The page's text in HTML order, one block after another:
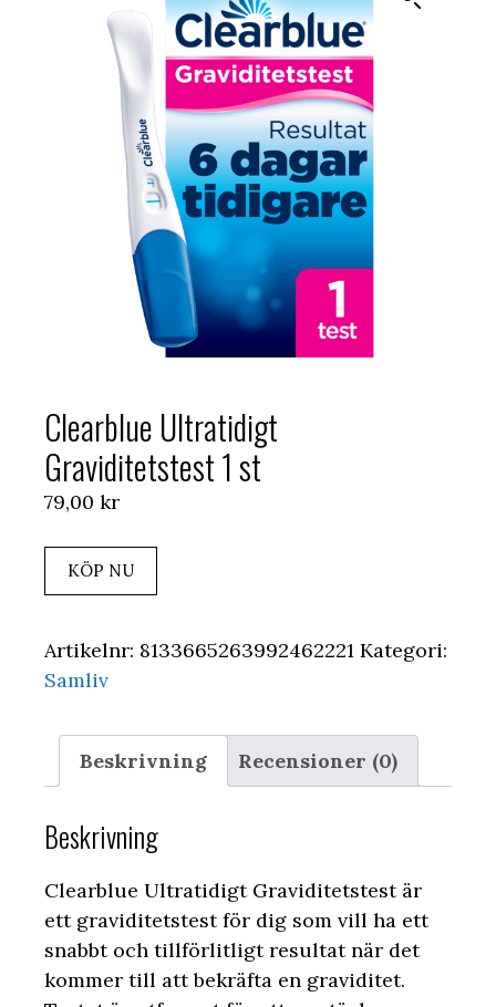
Clearblue Ultratidigt
Graviditetstest 1 st
79,00 kr
KÖP NU
Artikelnr: 8133665263992462221 Kategori:
Samliv
Beskrivning Recensioner (0)
Beskrivning
Clearblue Ultratidigt Graviditetstest är
ett graviditetstest för dig som vill ha ett
snabbt och tillförlitligt resultat när det
kommer till att bekräfta en graviditet.